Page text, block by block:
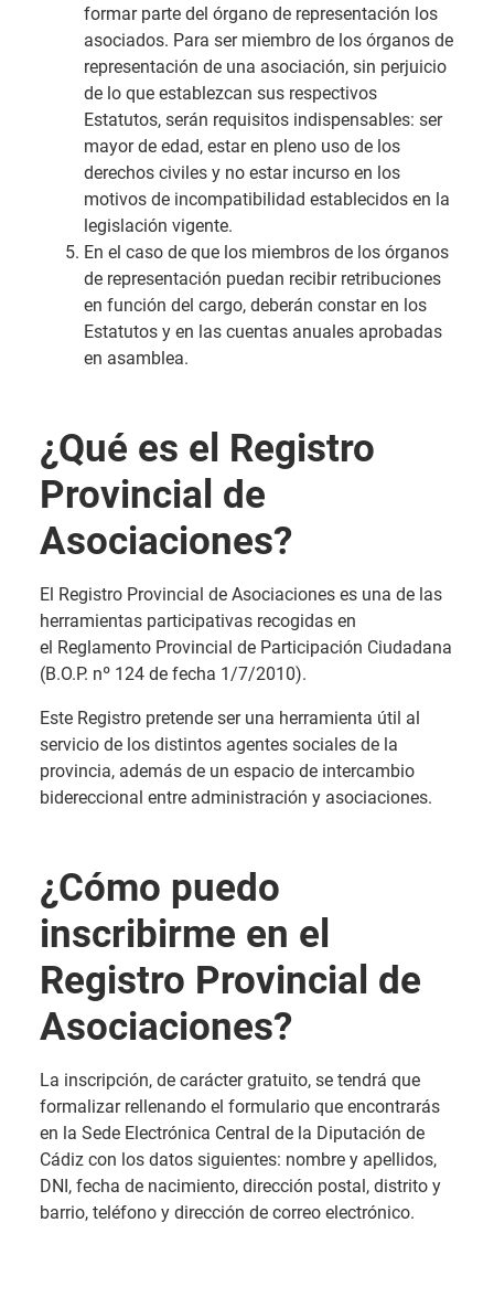
formar parte del órgano de representación los
asociados. Para ser miembro de los órganos de
representación de una asociación, sin perjuicio
de lo que establezcan sus respectivos
Estatutos, serán requisitos indispensables: ser
mayor de edad, estar en pleno uso de los
derechos civiles y no estar incurso en los
motivos de incompatibilidad establecidos en la
legislación vigente.
En el caso de que los miembros de los órganos
de representación puedan recibir retribuciones
en función del cargo, deberán constar en los
Estatutos y en las cuentas anuales aprobadas
en asamblea.
¿Qué es el Registro
Provincial de
Asociaciones?
El Registro Provincial de Asociaciones es una de las
herramientas participativas recogidas en
el Reglamento Provincial de Participación Ciudadana
(B.O.P. nº 124 de fecha 1/7/2010).
Este Registro pretende ser una herramienta útil al
servicio de los distintos agentes sociales de la
provincia, además de un espacio de intercambio
bidereccional entre administración y asociaciones.
¿Cómo puedo
inscribirme en el
Registro Provincial de
Asociaciones?
La inscripción, de carácter gratuito, se tendrá que
formalizar rellenando el formulario que encontrarás
en la Sede Electrónica Central de la Diputación de
Cádiz con los datos siguientes: nombre y apellidos,
DNI, fecha de nacimiento, dirección postal, distrito y
barrio, teléfono y dirección de correo electrónico.